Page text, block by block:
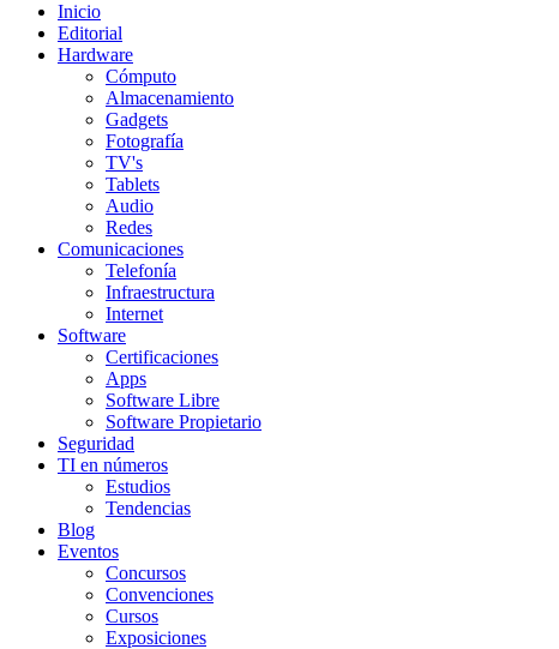
Inicio
Editorial
Hardware
Cómputo
Almacenamiento
Gadgets
Fotografía
TV's
Tablets
Audio
Redes
Comunicaciones
Telefonía
Infraestructura
Internet
Software
Certificaciones
Apps
Software Libre
Software Propietario
Seguridad
TI en números
Estudios
Tendencias
Blog
Eventos
Concursos
Convenciones
Cursos
Exposiciones